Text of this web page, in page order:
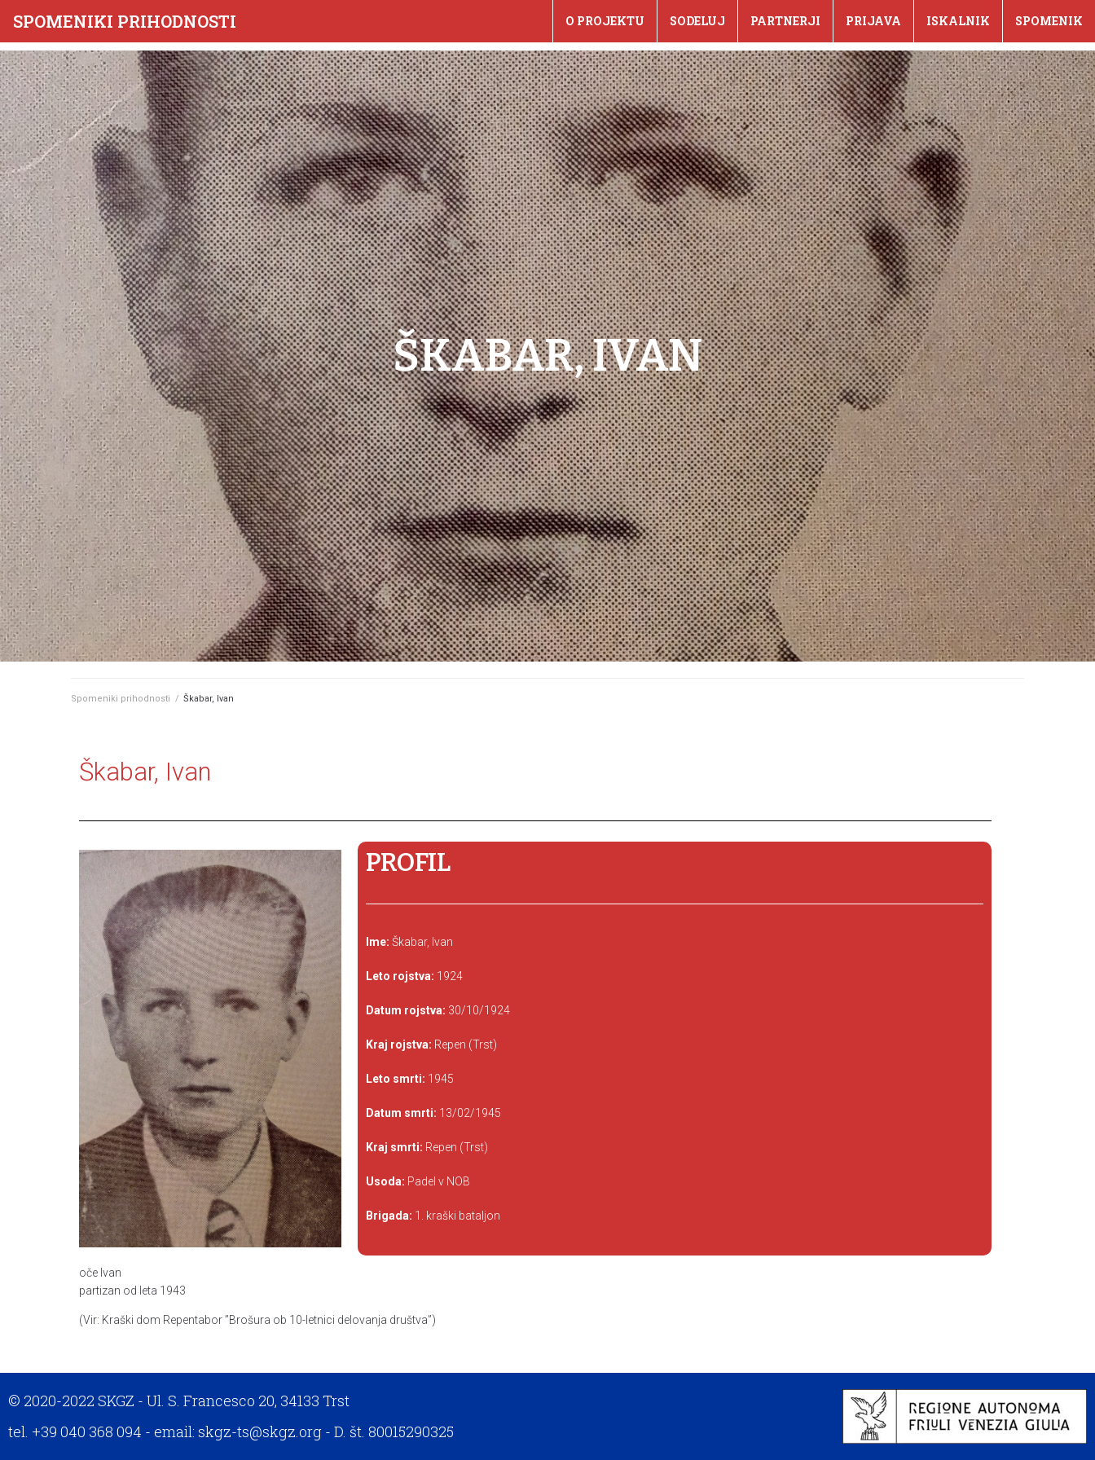
SPOMENIKI PRIHODNOSTI O PROJEKTU SODELUJ PARTNERJI PRIJAVA ISKALNIK SPOMENIK
ŠKABAR, IVAN
Spomeniki prihodnosti / Škabar, Ivan
Škabar, Ivan
PROFIL
Ime: Škabar, Ivan
Leto rojstva: 1924
Datum rojstva: 30/10/1924
Kraj rojstva: Repen (Trst)
Leto smrti: 1945
Datum smrti: 13/02/1945
Kraj smrti: Repen (Trst)
Usoda: Padel v NOB
Brigada: 1. kraški bataljon
oče Ivan
partizan od leta 1943
(Vir: Kraški dom Repentabor ”Brošura ob 10-letnici delovanja društva”)
© 2020-2022 SKGZ - Ul. S. Francesco 20, 34133 Trst
tel. +39 040 368 094 - email: skgz-ts@skgz.org - D. št. 80015290325